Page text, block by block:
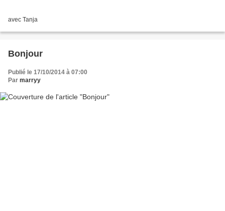
avec Tanja
Bonjour
Publié le 17/10/2014 à 07:00
Par marryy